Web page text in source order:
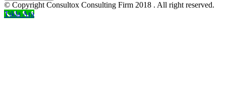
© Copyright Consultox Consulting Firm 2018 . All right reserved.
Tıkla Ara